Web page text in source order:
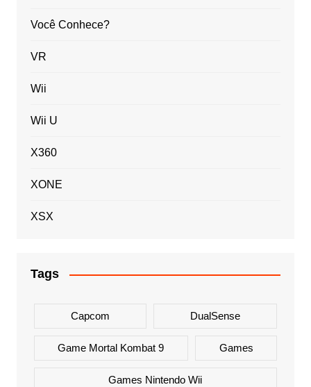
Você Conhece?
VR
Wii
Wii U
X360
XONE
XSX
Tags
Capcom DualSense
Game Mortal Kombat 9 Games
Games Nintendo Wii